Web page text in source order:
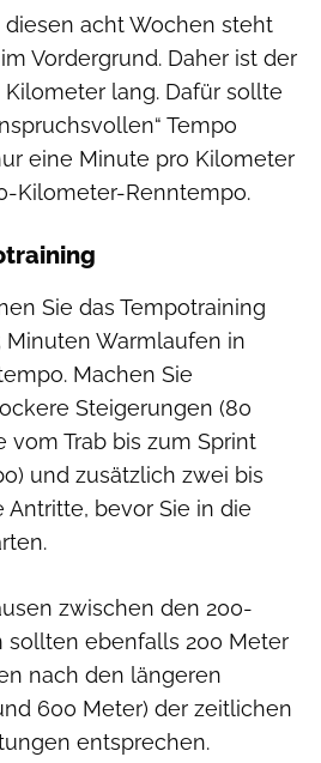
diesen acht Wochen steht
Vordergrund. Daher ist der
lang. Dafür sollte
Tempo
eine Minute pro Kilometer
Kilometer-Renntempo.
Sie das Tempotraining
Minuten Warmlaufen in
Machen Sie
Steigerungen (80
vom Trab bis zum Sprint
und zusätzlich zwei bis
bevor Sie in die
zwischen den 200-
sollten ebenfalls 200 Meter
nach den längeren
600 Meter) der zeitlichen
entsprechen.